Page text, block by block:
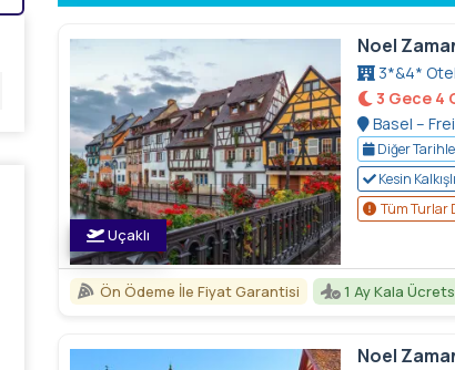
Uçaklı
Noel
3*&4*
3 Gece 4
Basel –
Diğer
Kesin
Tüm Turlar
Ön Ödeme İle Fiyat Garantisi 1 Ay Kala
Noel